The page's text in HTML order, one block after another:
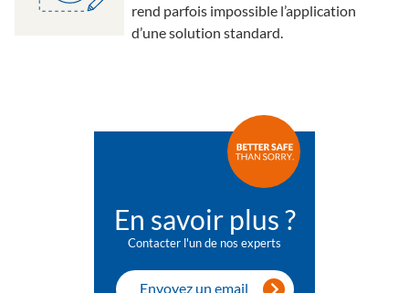
rend parfois impossible l’application
d’une solution standard.
En savoir plus ?
Contacter l'un de nos experts
Envoyez un email